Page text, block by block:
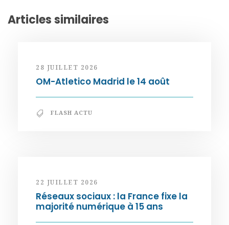
Articles similaires
28 JUILLET 2026
OM-Atletico Madrid le 14 août
FLASH ACTU
22 JUILLET 2026
Réseaux sociaux : la France fixe la
majorité numérique à 15 ans